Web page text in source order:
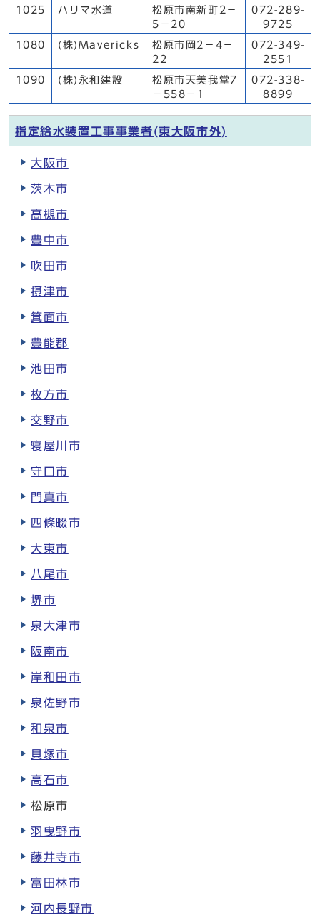
1025 ハリマ水道
松原市南新町2－
5－20
072-289-
9725
1080 (株)Mavericks
松原市岡2－4－
22
072-349-
2551
1090 (株)永和建設
松原市天美我堂7
－558－1
072-338-
8899
指定給水装置工事事業者(東大阪市外)
大阪市
茨木市
高槻市
豊中市
吹田市
摂津市
箕面市
豊能郡
池田市
枚方市
交野市
寝屋川市
守口市
門真市
四條畷市
大東市
八尾市
堺市
泉大津市
阪南市
岸和田市
泉佐野市
和泉市
貝塚市
高石市
松原市
羽曳野市
藤井寺市
富田林市
河内長野市